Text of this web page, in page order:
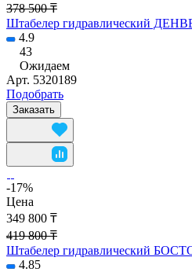
378 500 ₸
Штабелер гидравлический
4.9
43
Ожидаем
Арт. 5320189
Подобрать
Заказать
-17%
Цена
349 800 ₸
419 800 ₸
Штабелер гидравлический
4.85